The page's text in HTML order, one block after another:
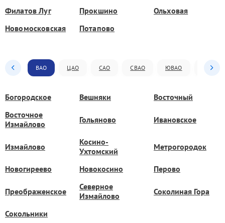
Филатов Луг Прокшино
Ольховая
Новомосковская
Потапово
ВАО ЦАО САО СВАО ЮВАО ЮАО
Богородское Вешняки
Восточный
Восточное
Измайлово
Гольяново Ивановское
Измайлово
Косино-
Ухтомский
Метрогородок
Новогиреево Новокосино Перово
Преображенское
Северное
Измайлово
Соколиная Гора
Сокольники